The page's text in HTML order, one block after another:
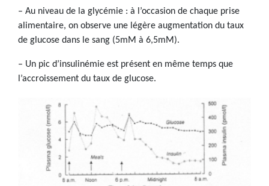
– Au niveau de la glycémie : à l’occasion de chaque prise
alimentaire, on observe une légère augmentation du taux
de glucose dans le sang (5mM à 6,5mM).
– Un pic d’insulinémie est présent en même temps que
l’accroissement du taux de glucose.